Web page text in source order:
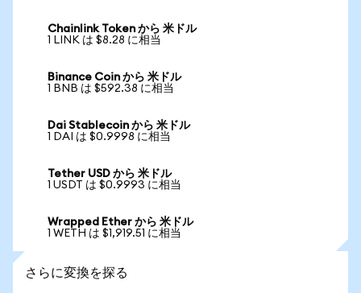
Chainlink Token から 米ドル
1 LINK は $8.28 に相当
Binance Coin から 米ドル
1 BNB は $592.38 に相当
Dai Stablecoin から 米ドル
1 DAI は $0.9998 に相当
Tether USD から 米ドル
1 USDT は $0.9993 に相当
Wrapped Ether から 米ドル
1 WETH は $1,919.51 に相当
さらに変換を探る